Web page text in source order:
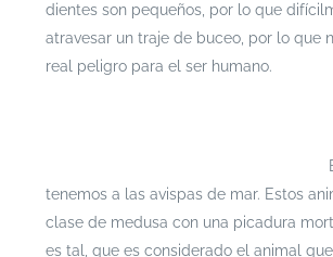
dientes son pequeños, por lo que
atravesar un traje de buceo, por lo que
real peligro para el ser humano.
tenemos a las avispas de mar. Estos
clase de medusa con una picadura
es tal, que es considerado el animal